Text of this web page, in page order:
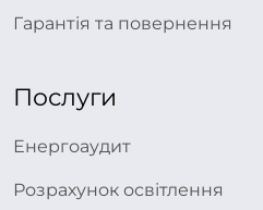
Гарантія та повернення
Послуги
Енергоаудит
Розрахунок освітлення